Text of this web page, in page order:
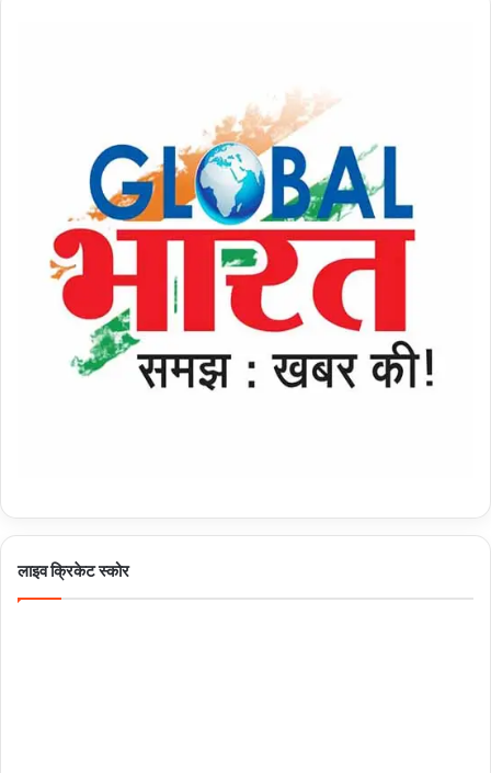
लाइव क्रिकेट स्कोर